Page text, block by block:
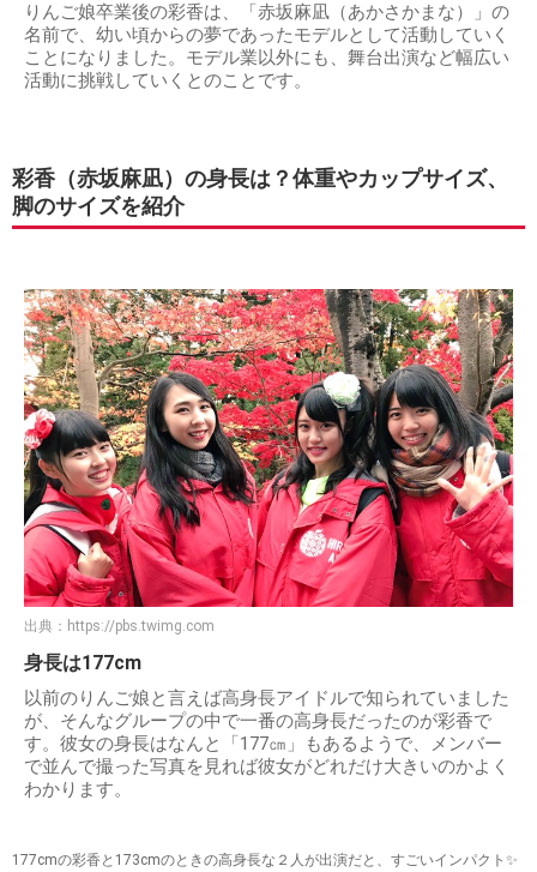
りんご娘卒業後の彩香は、「赤坂麻凪（あかさかまな）」の
名前で、幼い頃からの夢であったモデルとして活動していく
ことになりました。モデル業以外にも、舞台出演など幅広い
活動に挑戦していくとのことです。
彩香（赤坂麻凪）の身長は？体重やカップサイズ、
脚のサイズを紹介
出典： https://pbs.twimg.com
身長は177cm
以前のりんご娘と言えば高身長アイドルで知られていました
が、そんなグループの中で一番の高身長だったのが彩香で
す。彼女の身長はなんと「177㎝」もあるようで、メンバー
で並んで撮った写真を見れば彼女がどれだけ大きいのかよく
わかります。
177cmの彩香と173cmのときの高身長な２人が出演だと、すごいインパクト✨